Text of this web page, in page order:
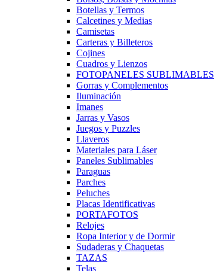
Botellas y Termos
Calcetines y Medias
Camisetas
Carteras y Billeteros
Cojines
Cuadros y Lienzos
FOTOPANELES SUBLIMABLES
Gorras y Complementos
Iluminación
Imanes
Jarras y Vasos
Juegos y Puzzles
Llaveros
Materiales para Láser
Paneles Sublimables
Paraguas
Parches
Peluches
Placas Identificativas
PORTAFOTOS
Relojes
Ropa Interior y de Dormir
Sudaderas y Chaquetas
TAZAS
Telas